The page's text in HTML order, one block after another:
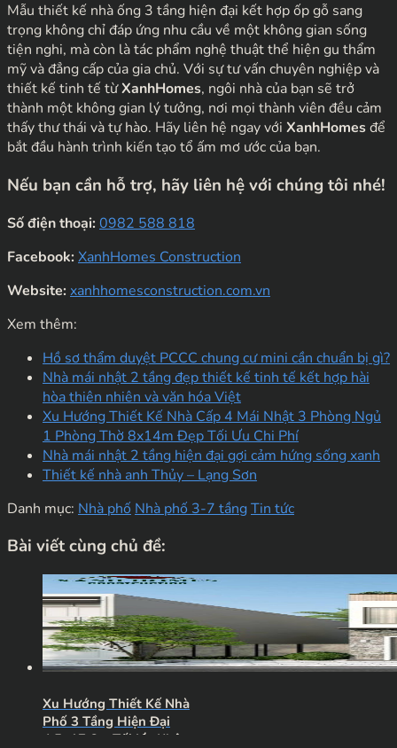
Mẫu thiết kế nhà ống 3 tầng hiện đại kết hợp ốp gỗ sang
trọng không chỉ đáp ứng nhu cầu về một không gian sống
tiện nghi, mà còn là tác phẩm nghệ thuật thể hiện gu thẩm
mỹ và đẳng cấp của gia chủ. Với sự tư vấn chuyên nghiệp và
thiết kế tinh tế từXanhHomes, ngôi nhà của bạn sẽ trở
thành một không gian lý tưởng, nơi mọi thành viên đều cảm
thấy thư thái và tự hào. Hãy liên hệ ngay với XanhHomesđể
bắt đầu hành trình kiến tạo tổ ấm mơ ước của bạn.
Nếu bạn cần hỗ trợ, hãy liên hệ với chúng tôi nhé!
Số điện thoại:0982 588 818
Facebook:XanhHomes Construction
Website:xanhhomesconstruction.com.vn
Xem thêm:
Hồ sơ thẩm duyệt PCCC chung cư mini cần chuẩn bị gì?
Nhà mái nhật 2 tầng đẹp thiết kế tinh tế kết hợp hài
hòa thiên nhiên và văn hóa Việt
Xu Hướng Thiết Kế Nhà Cấp 4 Mái Nhật 3 Phòng Ngủ
1 Phòng Thờ 8x14m Đẹp Tối Ưu Chi Phí
Nhà mái nhật 2 tầng hiện đại gợi cảm hứng sống xanh
Thiết kế nhà anh Thủy – Lạng Sơn
Danh mục: Nhà phố Nhà phố 3-7 tầngTin tức
Bài viết cùng chủ đề:
Xu Hướng Thiết Kế Nhà
Phố 3 Tầng Hiện Đại
4.5×17.6m Tối Ưu Không